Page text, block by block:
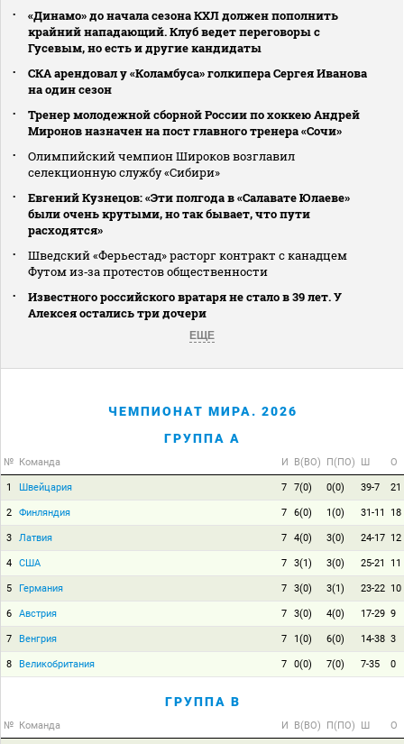
«Динамо» до начала сезона КХЛ должен пополнить
крайний нападающий. Клуб ведет переговоры с
Гусевым, но есть и другие кандидаты
СКА арендовал у «Коламбуса» голкипера Сергея Иванова
на один сезон
Тренер молодежной сборной России по хоккею Андрей
Миронов назначен на пост главного тренера «Сочи»
Олимпийский чемпион Широков возглавил
селекционную службу «Сибири»
Евгений Кузнецов: «Эти полгода в «Салавате Юлаеве»
были очень крутыми, но так бывает, что пути
расходятся»
Шведский «Ферьестад» расторг контракт с канадцем
Футом из‑за протестов общественности
Известного российского вратаря не стало в 39 лет. У
Алексея остались три дочери
ЕЩЕ
ЧЕМПИОНАТ МИРА. 2026
ГРУППА A
№ Команда И В(ВО) П(ПО) Ш О
1 Швейцария 7 7(0) 0(0) 39-7 21
2 Финляндия 7 6(0) 1(0) 31-11 18
3 Латвия 7 4(0) 3(0) 24-17 12
4 США 7 3(1) 3(0) 25-21 11
5 Германия 7 3(0) 3(1) 23-22 10
6 Австрия 7 3(0) 4(0) 17-29 9
7 Венгрия 7 1(0) 6(0) 14-38 3
8 Великобритания 7 0(0) 7(0) 7-35 0
ГРУППА B
№ Команда И В(ВО) П(ПО) Ш О